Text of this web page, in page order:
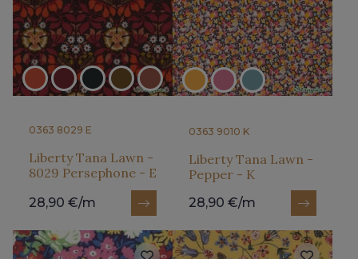
0363 8029 E
Liberty Tana Lawn -
8029 Persephone - E
28,90 €/m
0363 9010 K
Liberty Tana Lawn -
Pepper - K
28,90 €/m